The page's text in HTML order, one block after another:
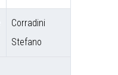
Corradini
Stefano